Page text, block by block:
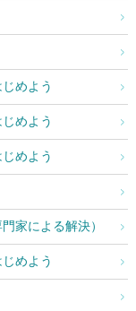
めよう
めよう
めよう
家による解決）
めよう